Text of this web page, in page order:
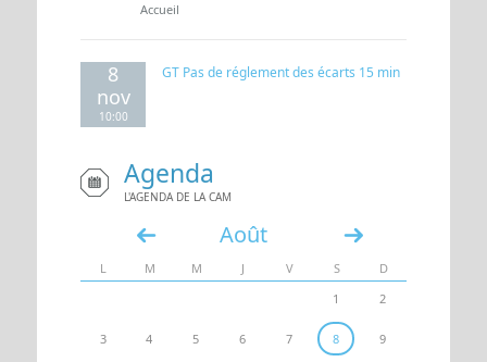
Vous êtes ici
Accueil
8
nov
10:00
GT Pas de réglement des écarts 15 min
Agenda
L'AGENDA DE LA CAM
Août
« »
L M M J V S
D
1
2
3 4 5 6 7 8 9